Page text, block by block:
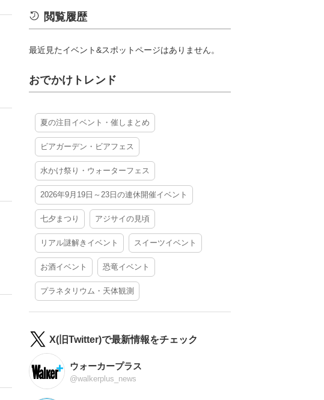
閲覧履歴
最近見たイベント&スポットページはありません。
おでかけトレンド
夏の注目イベント・催しまとめ
ビアガーデン・ビアフェス
水かけ祭り・ウォーターフェス
2026年9月19日～23日の連休開催イベント
七夕まつり アジサイの見頃
リアル謎解きイベント スイーツイベント
お酒イベント 恐竜イベント
プラネタリウム・天体観測
X(旧Twitter)で最新情報をチェック
ウォーカープラス
@walkerplus_news